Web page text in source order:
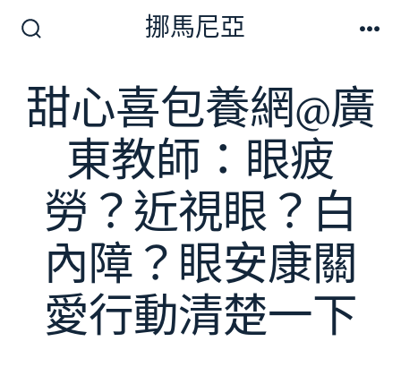
切
換
開
挪馬尼亞
甜心喜包養網@廣
東教師：眼疲
勞？近視眼？白
內障？眼安康關
愛行動清楚一下